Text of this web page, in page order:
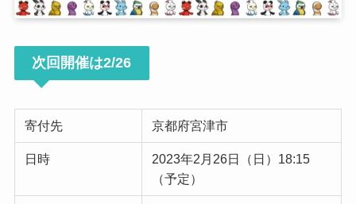
次回開催は2/26
寄付先 京都府宮津市
日時
2023年2月26日（日）18:15
（予定）